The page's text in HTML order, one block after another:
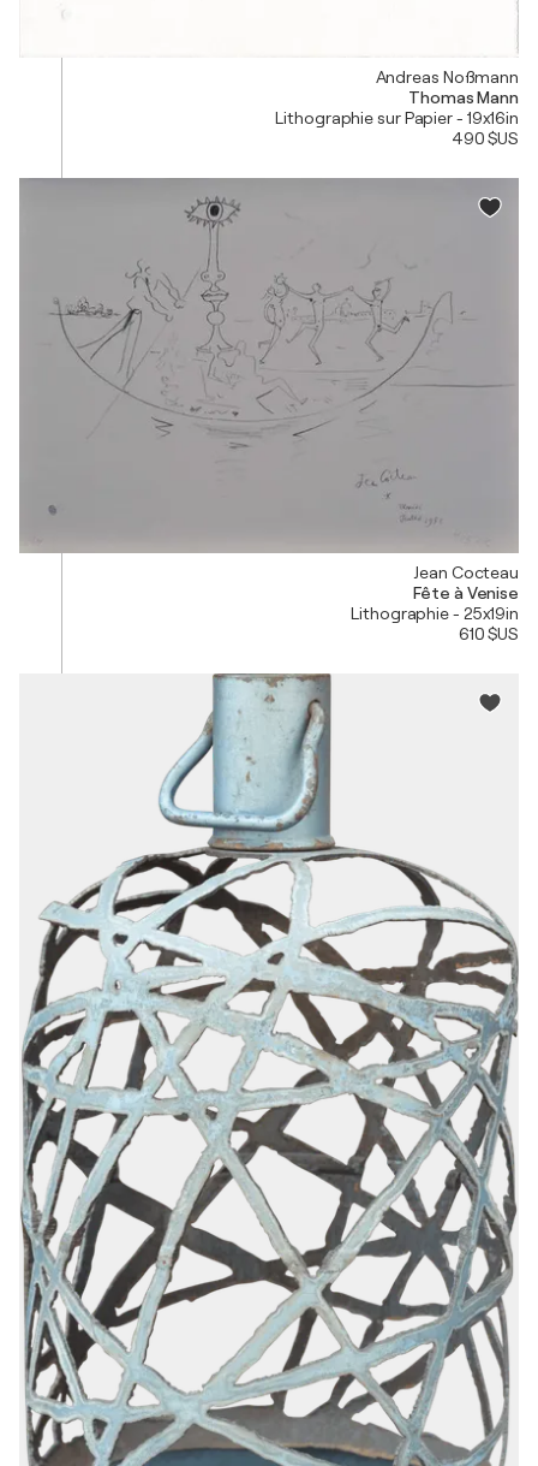
Andreas Noßmann
Thomas Mann
Lithographie sur Papier - 19x16in
490 $US
Jean Cocteau
Fête à Venise
Lithographie - 25x19in
610 $US